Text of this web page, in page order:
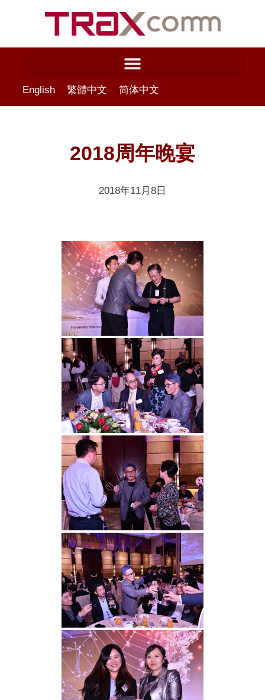
English 繁體中文 简体中文
2018周年晚宴
2018年11月8日